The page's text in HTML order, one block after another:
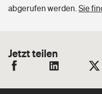
abgerufen werden. Sie
Jetzt teilen